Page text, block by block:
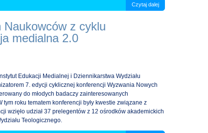
Czytaj dalej
Naukowców z cyklu
medialna 2.0
Edukacji Medialnej i Dziennikarstwa Wydziału
7. edycji cyklicznej konferencji Wyzwania Nowych
do młodych badaczy zainteresowanych
roku tematem konferencji były kwestie związane z
wzięło udział 37 prelegentów z 12 ośrodków akademickich
Teologicznego.